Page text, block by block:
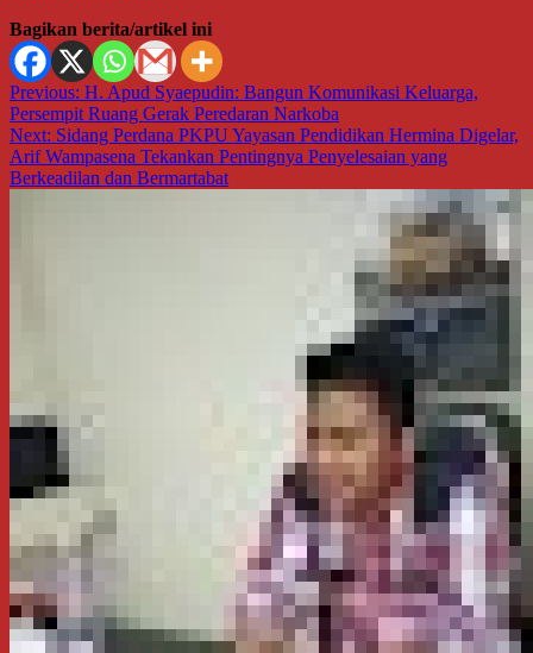
Bagikan berita/artikel ini
Navigasi
pos
Previous: H. Apud Syaepudin: Bangun Komunikasi Keluarga,
Persempit Ruang Gerak Peredaran Narkoba
Next: Sidang Perdana PKPU Yayasan Pendidikan Hermina Digelar,
Arif Wampasena Tekankan Pentingnya Penyelesaian yang
Berkeadilan dan Bermartabat